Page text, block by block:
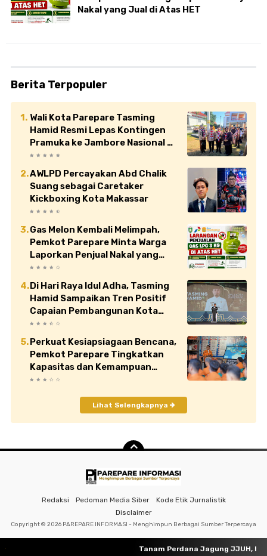
Nakal yang Jual di Atas HET
Berita Terpopuler
Wali Kota Parepare Tasming
Hamid Resmi Lepas Kontingen
Pramuka ke Jambore Nasional XII
di Cibubur
AWLPD Percayakan Abd Chalik
Suang sebagai Caretaker
Kickboxing Kota Makassar
Gas Melon Kembali Melimpah,
Pemkot Parepare Minta Warga
Laporkan Penjual Nakal yang
Jual di Atas HET
Di Hari Raya Idul Adha, Tasming
Hamid Sampaikan Tren Positif
Capaian Pembangunan Kota
Parepare
Perkuat Kesiapsiagaan Bencana,
Pemkot Parepare Tingkatkan
Kapasitas dan Kemampuan
Manajerial TRC BPBD
Lihat Selengkapnya
Redaksi Pedoman Media Siber
Kode Etik Jurnalistik
Disclaimer
Tanam Perdana Jagung JJUH,
Copyright © 2026 PAREPARE INFORMASI - Menghimpun Berbagai Sumber Terpercaya